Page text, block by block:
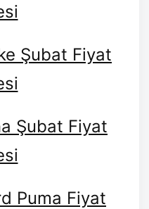
Şubat Fiyat
Şubat Fiyat
Puma Fiyat